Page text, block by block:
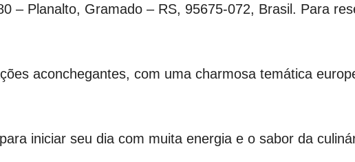
– Planalto, Gramado – RS, 95675-072, Brasil. Para
aconchegantes, com uma charmosa temática
iniciar seu dia com muita energia e o sabor da